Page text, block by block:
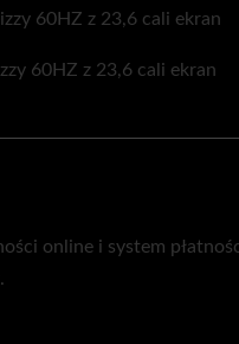
online i system